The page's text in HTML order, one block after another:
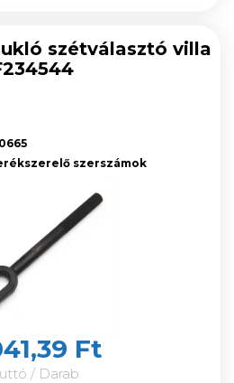
szétválasztó villa
szerszámok
Ft
/ Darab